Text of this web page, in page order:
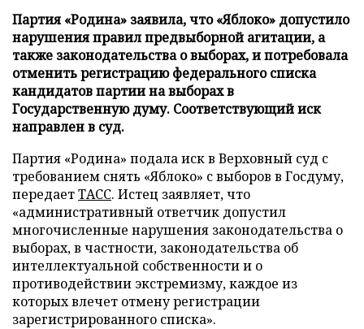
Партия «Родина» заявила, что «Яблоко» допустило
нарушения правил предвыборной агитации, а
также законодательства о выборах, и потребовала
отменить регистрацию федерального списка
кандидатов партии на выборах в
Государственную думу. Соответствующий иск
направлен в суд.
Партия «Родина» подала иск в Верховный суд с
требованием снять «Яблоко» с выборов в Госдуму,
передаетТАСС. Истец заявляет, что
«административный ответчик допустил
многочисленные нарушения законодательства о
выборах, в частности, законодательства об
интеллектуальной собственности и о
противодействии экстремизму, каждое из
которых влечет отмену регистрации
зарегистрированного списка».